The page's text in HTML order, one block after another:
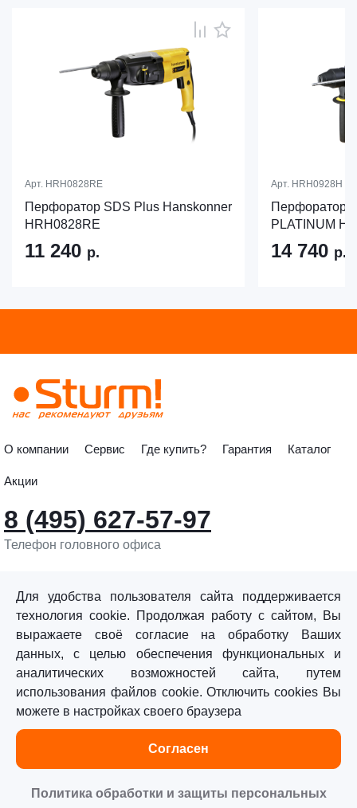
Арт. HRH0828RE
Перфоратор SDS Plus Hanskonner
HRH0828RE
11 240 р.
Арт. HRH0928H
Перфоратор
PLATINUM
14 740 р.
О компании Сервис Где купить? Гарантия Каталог
Акции
8 (495) 627-57-97
Телефон головного офиса
©«Sturm!» 2011–2026 ®
Все права защищены.
Политика обработки персональных данных
Для удобства пользователя сайта поддерживается
технология cookie. Продолжая работу с сайтом, Вы
выражаете своё согласие на обработку Ваших
данных, с целью обеспечения функциональных и
аналитических возможностей сайта, путем
использования файлов cookie. Отключить cookies Вы
можете в настройках своего браузера
Согласен
Политика обработки и защиты персональных